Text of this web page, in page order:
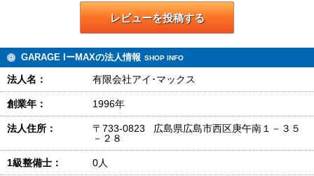
レビューを投稿する
GARAGE IーMAXの法人情報 SHOP INFO
法人名： 有限会社アイ･マックス
創業年： 1996年
法人住所：
〒733-0823 広島県広島市西区庚午南１－３５
－２８
1級整備士： 0人